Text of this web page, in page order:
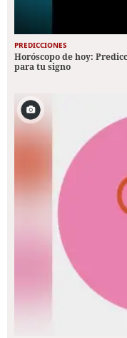
PREDICCIONES
Horóscopo de hoy:
para tu signo